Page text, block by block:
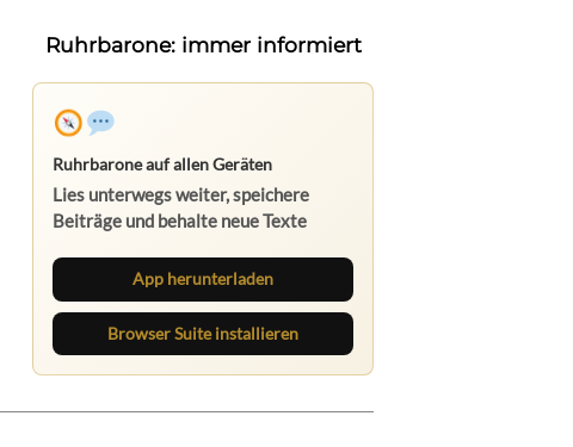
Ruhrbarone: immer informiert
Ruhrbarone auf allen Geräten
Lies unterwegs weiter, speichere
Beiträge und behalte neue Texte
direkt im Browser im Blick.
App herunterladen
Browser Suite installieren